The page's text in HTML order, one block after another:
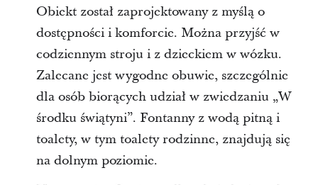
Obiekt został zaprojektowany z myślą o
dostępności i komforcie. Można przyjść w
codziennym stroju i z dzieckiem w wózku.
Zalecane jest wygodne obuwie, szczególnie
dla osób biorących udział w zwiedzaniu „W
środku świątyni”. Fontanny z wodą pitną i
toalety, w tym toalety rodzinne, znajdują się
na dolnym poziomie.